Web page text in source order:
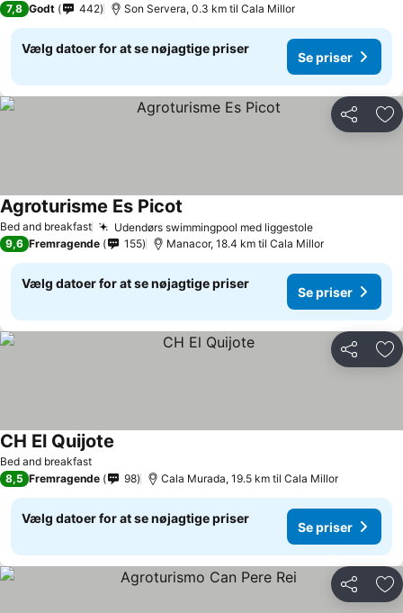
7,8 Godt 442 Son Servera, 0.3 km til Cala Millor
Vælg datoer for at se nøjagtige priser
Se priser
Del
Bed and breakfast Udendørs swimmingpool med liggestole
Agroturisme Es Picot
9,6 Fremragende 155 Manacor, 18.4 km til Cala Millor
Vælg datoer for at se nøjagtige priser
Se priser
Del
Bed and breakfast
CH El Quijote
8,5 Fremragende 98 Cala Murada, 19.5 km til Cala Millor
Vælg datoer for at se nøjagtige priser
Se priser
Del